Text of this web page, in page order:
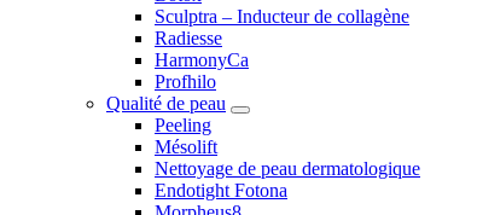
Sculptra – Inducteur de collagène
Radiesse
HarmonyCa
Profhilo
Qualité de peau
Peeling
Mésolift
Nettoyage de peau dermatologique
Endotight Fotona